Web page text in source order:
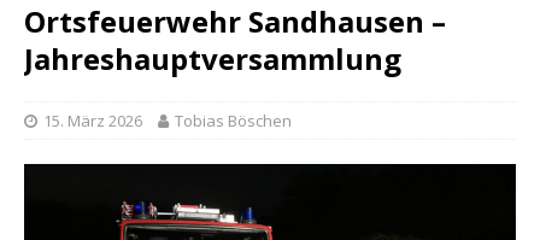
Ortsfeuerwehr Sandhausen –
Jahreshauptversammlung
15. März 2026 Tobias Böschen